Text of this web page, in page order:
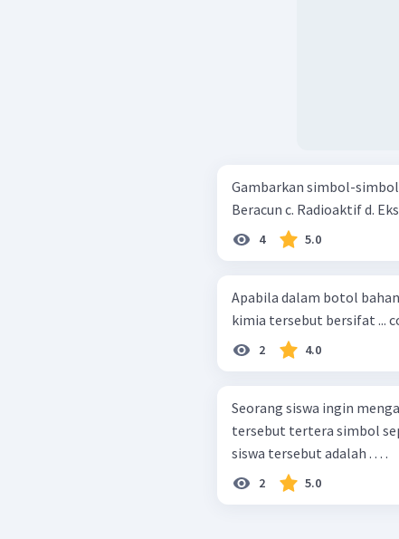
Gambarkan simbol-simbol
4 5.0
Apabila dalam botol bahan
kimia tersebut bersifat ...
2 4.0
Seorang siswa ingin
tersebut tertera simbol seperti berikut. Hal
siswa tersebut adalah . . . .
2 5.0